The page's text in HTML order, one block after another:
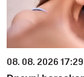
08. 08. 2026 17:29